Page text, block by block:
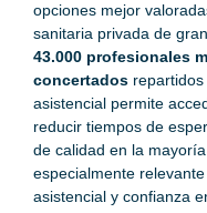
opciones mejor
sanitaria privada de
43.000 profesionales
concertados
asistencial permite
reducir tiempos de
de calidad en la
especialmente
asistencial y confianza